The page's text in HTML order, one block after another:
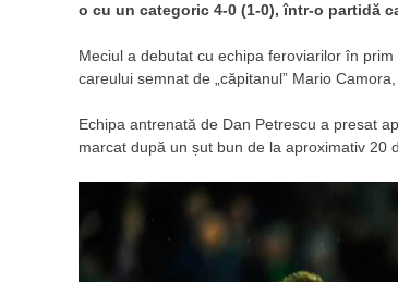
o cu un categoric 4-0 (1-0), într-o partidă
Meciul a debutat cu echipa feroviarilor în
careului semnat de „căpitanul” Mario
Echipa antrenată de Dan Petrescu a presat
marcat după un șut bun de la aproximativ 20